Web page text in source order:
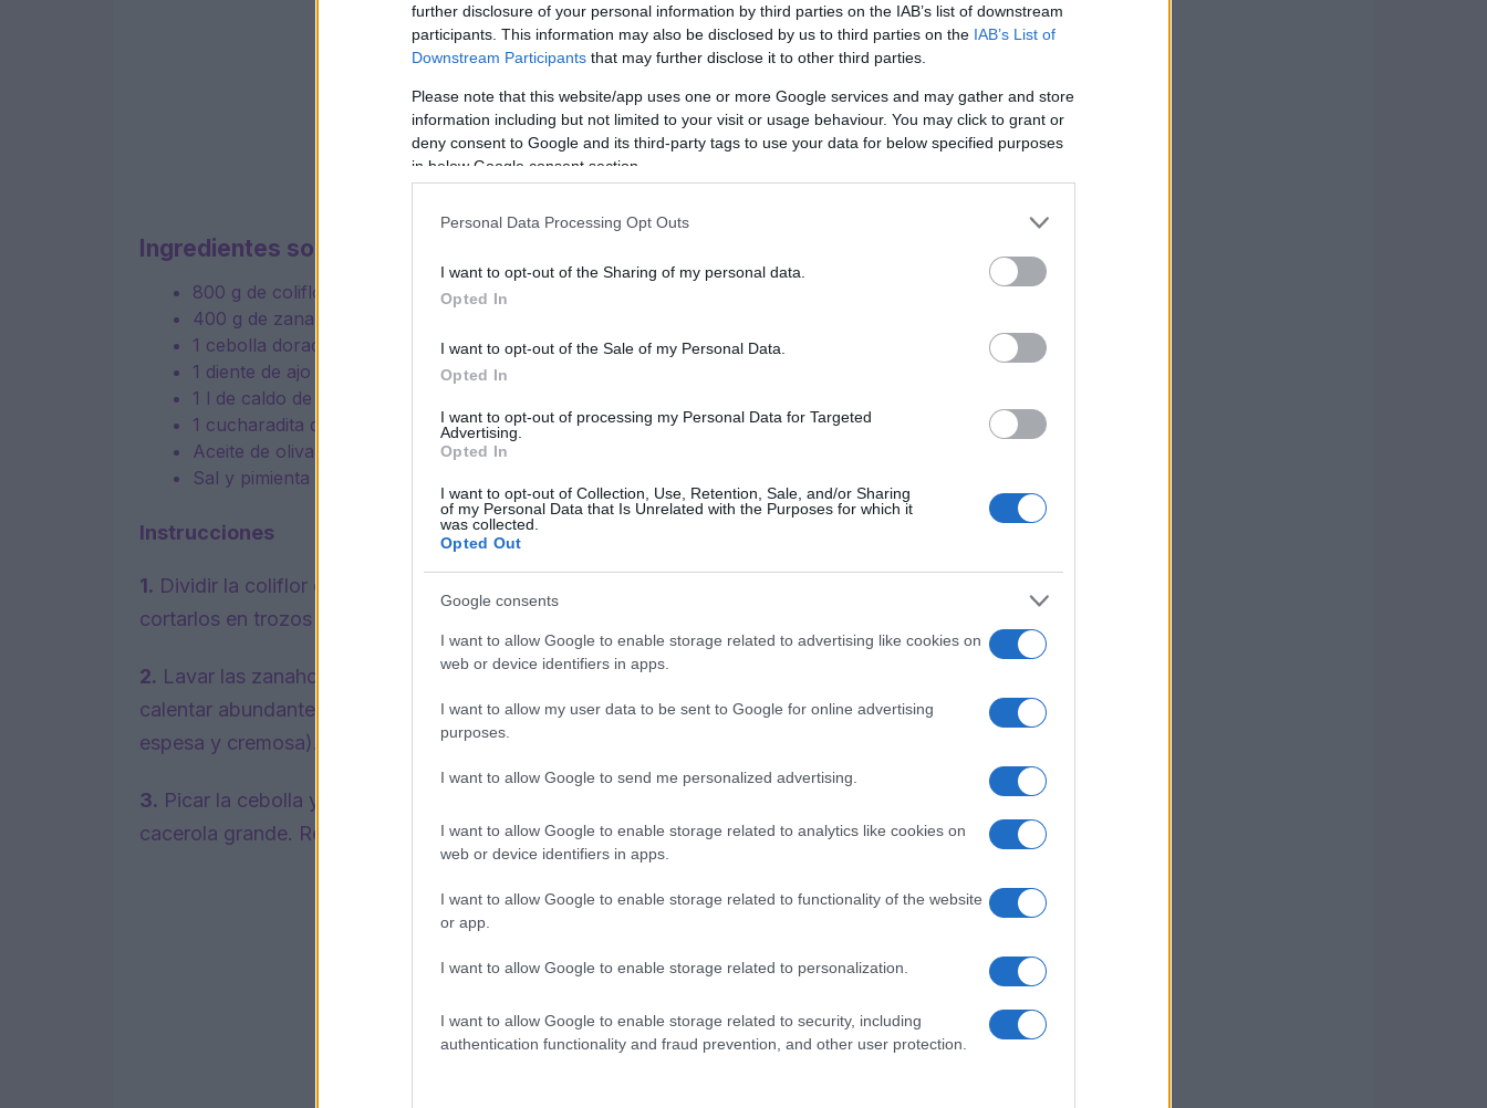
further disclosure of your personal information by third parties on the IAB’s list of downstream
participants. This information may also be disclosed by us to third parties on the IAB’s List of
Downstream Participants that may further disclose it to other third parties.
Please note that this website/app uses one or more Google services and may gather and store
information including but not limited to your visit or usage behaviour. You may click to grant or
deny consent to Google and its third-party tags to use your data for below specified purposes
in below Google consent section.
Personal Data Processing Opt Outs
I want to opt-out of the Sharing of my personal data.
Opted In
I want to opt-out of the Sale of my Personal Data.
Opted In
I want to opt-out of processing my Personal Data for Targeted
Advertising.
Opted In
I want to opt-out of Collection, Use, Retention, Sale, and/or Sharing
of my Personal Data that Is Unrelated with the Purposes for which it
was collected.
Opted Out
Google consents
I want to allow Google to enable storage related to advertising like cookies on
web or device identifiers in apps.
I want to allow my user data to be sent to Google for online advertising
purposes.
I want to allow Google to send me personalized advertising.
I want to allow Google to enable storage related to analytics like cookies on
web or device identifiers in apps.
I want to allow Google to enable storage related to functionality of the website
or app.
I want to allow Google to enable storage related to personalization.
I want to allow Google to enable storage related to security, including
authentication functionality and fraud prevention, and other user protection.
Ingredientes sopa de coliflor y zanahoria
800 g de coliflor
400 g de zanahorias
1 cebolla dorada
1 diente de ajo
1 l de caldo de verduras
1 cucharadita de curry en polvo
Aceite de oliva virgen extra al gusto
Sal y pimienta al gusto
Instrucciones
1. Dividir la coliflor en ramilletes y lavarlos uno a uno bajo el agua corriente, luego
cortarlos en trozos más pequeños para acelerar la cocción.
2. Lavar las zanahorias, pelarlas y cortarlas en rodajas o cubos. Mientras tanto,
calentar abundante caldo de verduras (se necesitan unos 800 ml para unavelouté
espesa y cremosa).
3. Picar la cebolla y sofreírla con aceite de oliva virgen extra y un diente de ajo en una
cacerola grande. Retirar el ajo, añadir las verduras y dejar que tomen sabor.